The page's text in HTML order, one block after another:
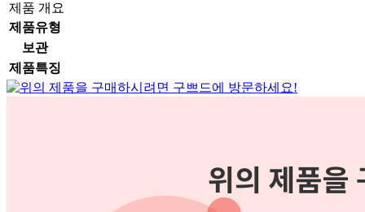
제품 개요
제품유형
보관
제품특징